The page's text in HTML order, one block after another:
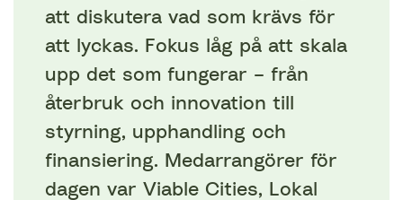
att diskutera vad som krävs för
att lyckas. Fokus låg på att skala
upp det som fungerar – från
återbruk och innovation till
styrning, upphandling och
finansiering. Medarrangörer för
dagen var Viable Cities, Lokal